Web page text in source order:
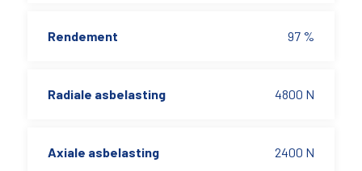
Rendement 97 %
Radiale asbelasting 4800 N
Axiale asbelasting 2400 N